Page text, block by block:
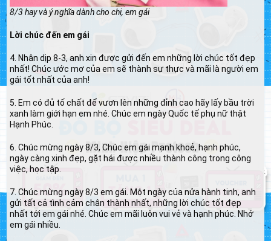
8/3 hay và ý nghĩa dành cho chị, em gái
Lời chúc đến em gái
4. Nhân dịp 8-3, anh xin được gửi đến em những lời chúc tốt đẹp
nhất! Chúc ước mơ của em sẽ thành sự thực và mãi là người em
gái tốt nhất của anh!
5. Em có đủ tố chất để vươn lên những đỉnh cao hãy lấy bầu trời
xanh làm giới hạn em nhé. Chúc em ngày Quốc tế phụ nữ thật
Hạnh Phúc.
6. Chúc mừng ngày 8/3, Chúc em gái mạnh khoẻ, hạnh phúc,
ngày càng xinh đẹp, gặt hái được nhiều thành công trong công
việc, học tập.
7. Chúc mừng ngày 8/3 em gái. Một ngày của nửa hành tinh, anh
gửi tất cả tình cảm chân thành nhất, những lời chúc tốt đẹp
nhất tới em gái nhé. Chúc em mãi luôn vui vẻ và hạnh phúc. Nhớ
em gái nhiều.